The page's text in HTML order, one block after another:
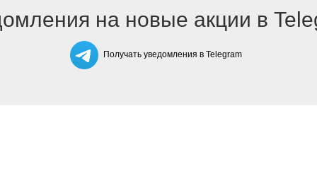
на новые акции в
Получать уведомления в Telegram